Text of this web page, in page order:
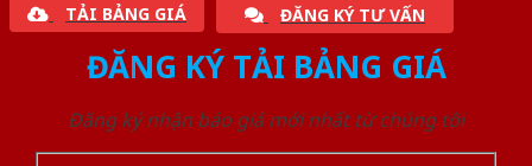
TẢI BẢNG GIÁ ĐĂNG KÝ TƯ VẤN
ĐĂNG KÝ TẢI BẢNG GIÁ
Đăng ký nhận báo giá mới nhất từ chúng tôi